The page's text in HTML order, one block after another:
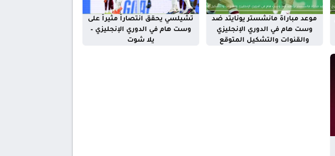
موعد مباراة مانشستر يونايتد ضد
وست هام في الدوري الإنجليزي
والقنوات والتشكيل المتوقع
تشيلسي يحقق انتصاراً مثيراً على
وست هام في الدوري الإنجليزي –
يلا شوت